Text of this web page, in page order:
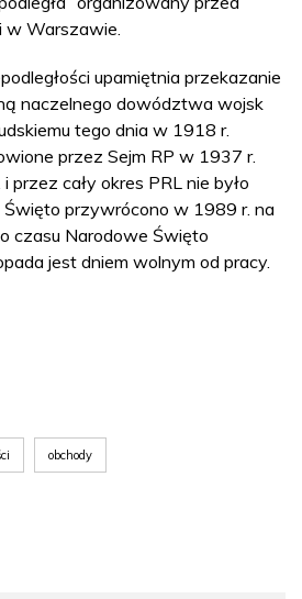
w Warszawie.
upamiętnia przekazanie
naczelnego dowództwa wojsk
tego dnia w 1918 r.
przez Sejm RP w 1937 r.
przez cały okres PRL nie było
Święto przywrócono w 1989 r. na
czasu Narodowe Święto
jest dniem wolnym od pracy.
obchody